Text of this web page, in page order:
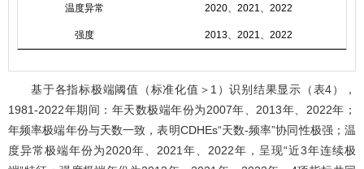
温度异常 2020、2021、2022
强度 2013、2021、2022
基于各指标极端阈值（标准化值＞1）识别结果显示（表4），
1981-2022年期间：年天数极端年份为2007年、2013年、2022年；
年频率极端年份与天数一致，表明CDHEs“天数-频率”协同性极强；温
度异常极端年份为2020年、2021年、2022年，呈现“近3年连续极